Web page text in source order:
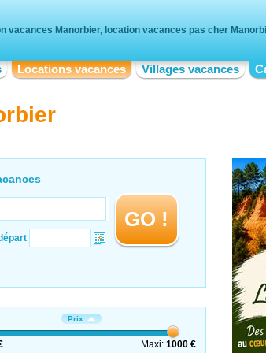
vacances Manorbier, location vacances pas cher
Locations vacances Villages vacances
GO !
Prix
Maxi:1000 €